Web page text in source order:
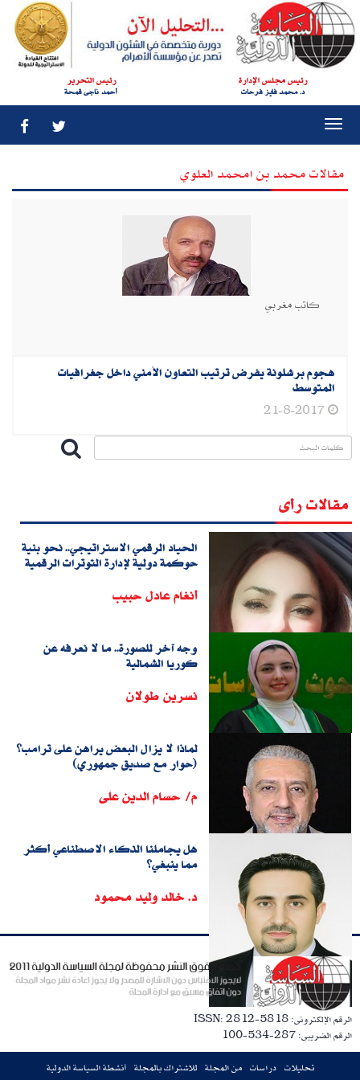
رئيس مجلس الإدارة
د. محمد فايز فرحات
رئيس التحرير
أحمد ناجى قمحة
مقالات محمد بن امحمد العلوي
كاتب مغربي
هجوم برشلونة يفرض ترتيب التعاون الأمني داخل جغرافيات
المتوسط
21-8-2017
مقالات رأى
الحياد الرقمي الاستراتيجي.. نحو بنية
حوكمة دولية لإدارة التوترات الرقمية
أنغام عادل حبيب
وجه آخر للصورة.. ما لا نعرفه عن
كوريا الشمالية
نسرين طولان
لماذا لا يزال البعض يراهن على ترامب؟
(حوار مع صديق جمهوري)
م/ حسام الدين على
هل يجاملنا الذكاء الاصطناعي أكثر
مما ينبغي؟
د. خالد وليد محمود
الرقم الإلكترونى: ISSN: 2812-5818
الرقم الضريبى: 287-534-100
تحليلات دراسات من المجلة للاشتراك بالمجلة أنشطة السياسة الدولية